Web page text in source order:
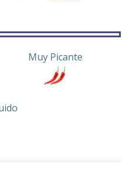
Muy Picante